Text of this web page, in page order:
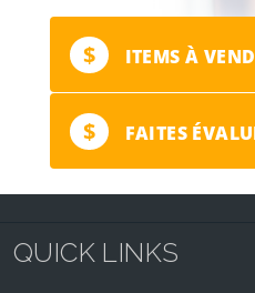
$ ITEMS À
$ FAITES
QUICK LINKS